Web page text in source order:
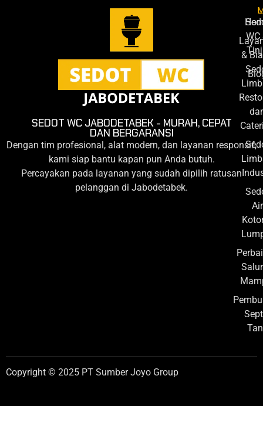
SEDOT WC JABODETABEK - MURAH, CEPAT
DAN BERGARANSI
Dengan tim profesional, alat modern, dan layanan responsif,
kami siap bantu kapan pun Anda butuh.
Percayakan pada layanan yang sudah dipilih ratusan
pelanggan di Jabodetabek.
&
WC
Air
Copyright © 2025 PT Sumber Joyo Group